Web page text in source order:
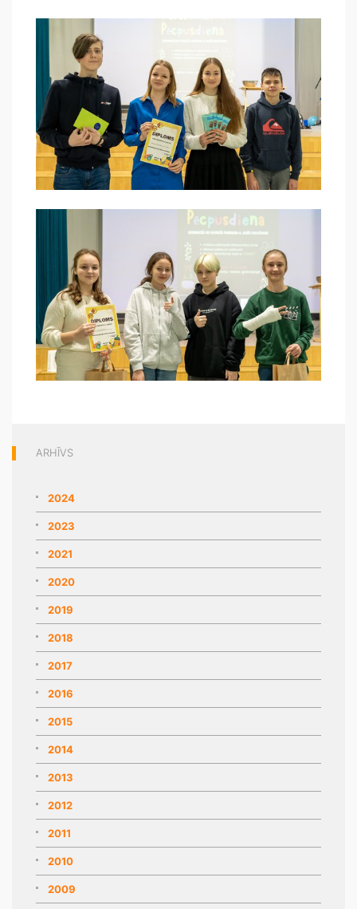
ARHĪVS
2024
2023
2021
2020
2019
2018
2017
2016
2015
2014
2013
2012
2011
2010
2009